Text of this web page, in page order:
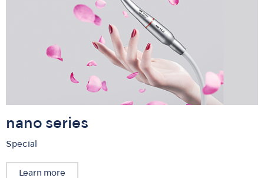
nano series
Special
Learn more